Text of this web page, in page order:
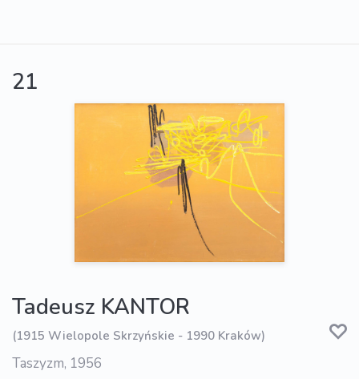
21
Tadeusz KANTOR
(1915 Wielopole Skrzyńskie - 1990 Kraków)
Taszyzm, 1956